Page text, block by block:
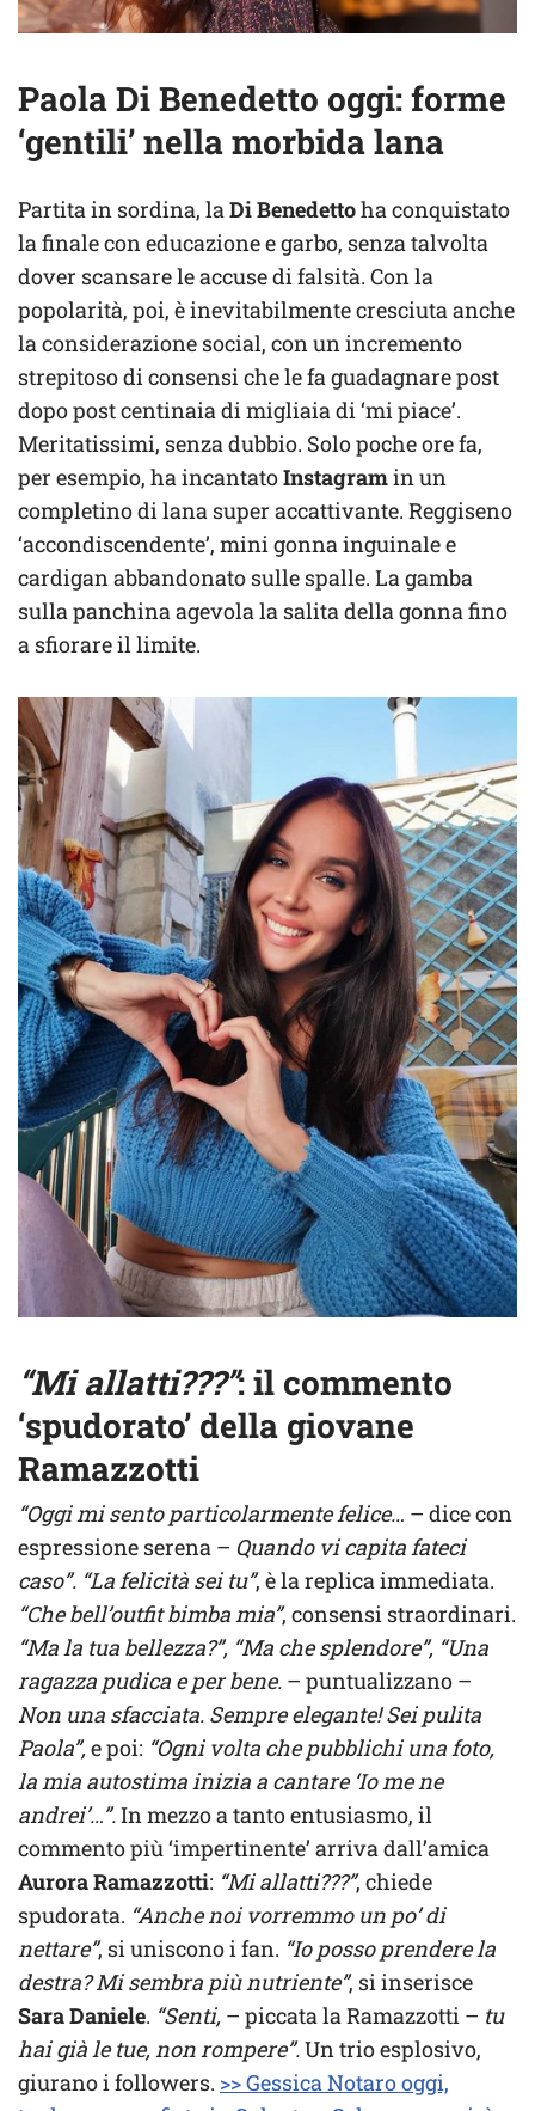
Paola Di Benedetto oggi: forme
‘gentili’ nella morbida lana
Partita in sordina, laDi Benedettoha conquistato
la finale con educazione e garbo, senza talvolta
dover scansare le accuse di falsità. Con la
popolarità, poi, è inevitabilmente cresciuta anche
la considerazione social, con un incremento
strepitoso di consensi che le fa guadagnare post
dopo post centinaia di migliaia di ‘mi piace’.
Meritatissimi, senza dubbio. Solo poche ore fa,
per esempio, ha incantatoInstagramin un
completino di lana super accattivante. Reggiseno
‘accondiscendente’, mini gonna inguinale e
cardigan abbandonato sulle spalle. La gamba
sulla panchina agevola la salita della gonna fino
a sfiorare il limite.
“Mi allatti???”: il commento
‘spudorato’ della giovane
Ramazzotti
“Oggi mi sento particolarmente felice… – dice con
espressione serena – Quando vi capita fateci
caso”. “La felicità sei tu”, è la replica immediata.
“Che bell’outfit bimba mia”, consensi straordinari.
“Ma la tua bellezza?”, “Ma che splendore”, “Una
ragazza pudica e per bene. – puntualizzano –
Non una sfacciata. Sempre elegante! Sei pulita
Paola”,e poi: “Ogni volta che pubblichi una foto,
la mia autostima inizia a cantare ‘Io me ne
andrei’…”.In mezzo a tanto entusiasmo, il
commento più ‘impertinente’ arriva dall’amica
Aurora Ramazzotti: “Mi allatti???”, chiede
spudorata. “Anche noi vorremmo un po’ di
nettare”, si uniscono i fan. “Io posso prendere la
destra? Mi sembra più nutriente”, si inserisce
Sara Daniele. “Senti, – piccata la Ramazzotti – tu
hai già le tue, non rompere”.Un trio esplosivo,
giurano i followers. >> Gessica Notaro oggi,